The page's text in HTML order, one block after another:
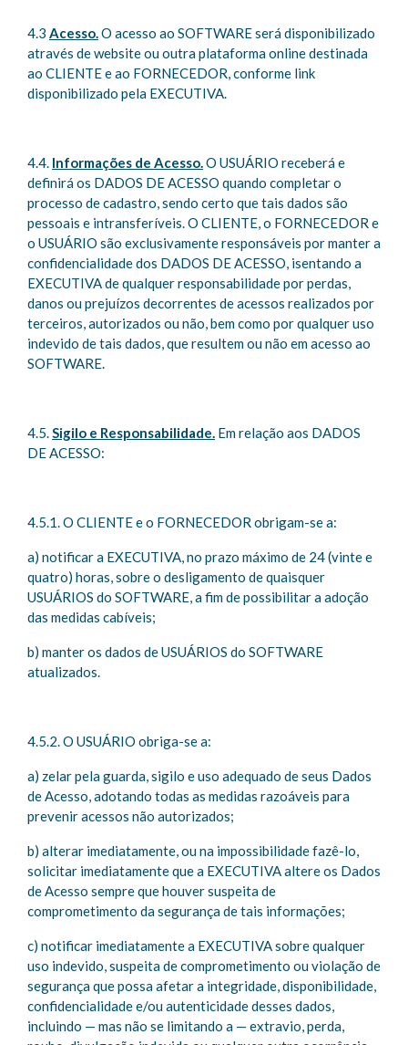
4.3 Acesso.O acesso ao SOFTWARE será disponibilizado
através de website ou outra plataforma online destinada
ao CLIENTE e ao FORNECEDOR, conforme link
disponibilizado pela EXECUTIVA.
4.4. Informações de Acesso.O USUÁRIO receberá e
definirá os DADOS DE ACESSO quando completar o
processo de cadastro, sendo certo que tais dados são
pessoais e intransferíveis. O CLIENTE, o FORNECEDOR e
o USUÁRIO são exclusivamente responsáveis por manter a
confidencialidade dos DADOS DE ACESSO, isentando a
EXECUTIVA de qualquer responsabilidade por perdas,
danos ou prejuízos decorrentes de acessos realizados por
terceiros, autorizados ou não, bem como por qualquer uso
indevido de tais dados, que resultem ou não em acesso ao
SOFTWARE.
4.5.Sigilo e Responsabilidade. Em relação aos DADOS
DE ACESSO:
4.5.1. O CLIENTE e o FORNECEDOR obrigam-se a:
a) notificar a EXECUTIVA, no prazo máximo de 24 (vinte e
quatro) horas, sobre o desligamento de quaisquer
USUÁRIOS do SOFTWARE, a fim de possibilitar a adoção
das medidas cabíveis;
b) manter os dados de USUÁRIOS do SOFTWARE
atualizados.
4.5.2. O USUÁRIO obriga-se a:
a) zelar pela guarda, sigilo e uso adequado de seus Dados
de Acesso, adotando todas as medidas razoáveis para
prevenir acessos não autorizados;
b) alterar imediatamente, ou na impossibilidade fazê-lo,
solicitar imediatamente que a EXECUTIVA altere os Dados
de Acesso sempre que houver suspeita de
comprometimento da segurança de tais informações;
c) notificar imediatamente a EXECUTIVA sobre qualquer
uso indevido, suspeita de comprometimento ou violação de
segurança que possa afetar a integridade, disponibilidade,
confidencialidade e/ou autenticidade desses dados,
incluindo — mas não se limitando a — extravio, perda,